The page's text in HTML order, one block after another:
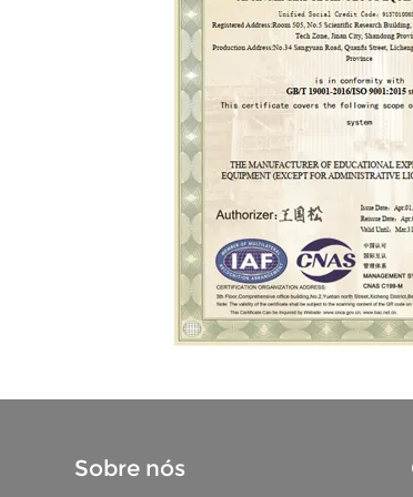
Sobre nós